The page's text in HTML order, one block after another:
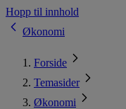
Hopp til innhold
Økonomi
Forside
Temasider
Økonomi